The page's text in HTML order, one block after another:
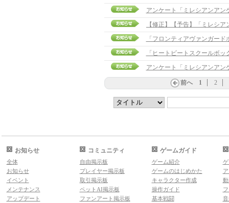
アンケート「ミレシアンアン
「フロンティアヴァンガー
「ヒートビートスクールボ
アンケート「ミレシアンアン
前へ 1 2
お知らせ
全体
お知らせ
イベント
メンテナンス
アップデート
コミュニティ
自由掲示板
プレイヤー掲示板
取引掲示板
ペットAI掲示板
ファンアート掲示板
ゲームガイド
ゲーム紹介
ゲームのはじめかた
キャラクター作成
操作ガイド
基本戦闘